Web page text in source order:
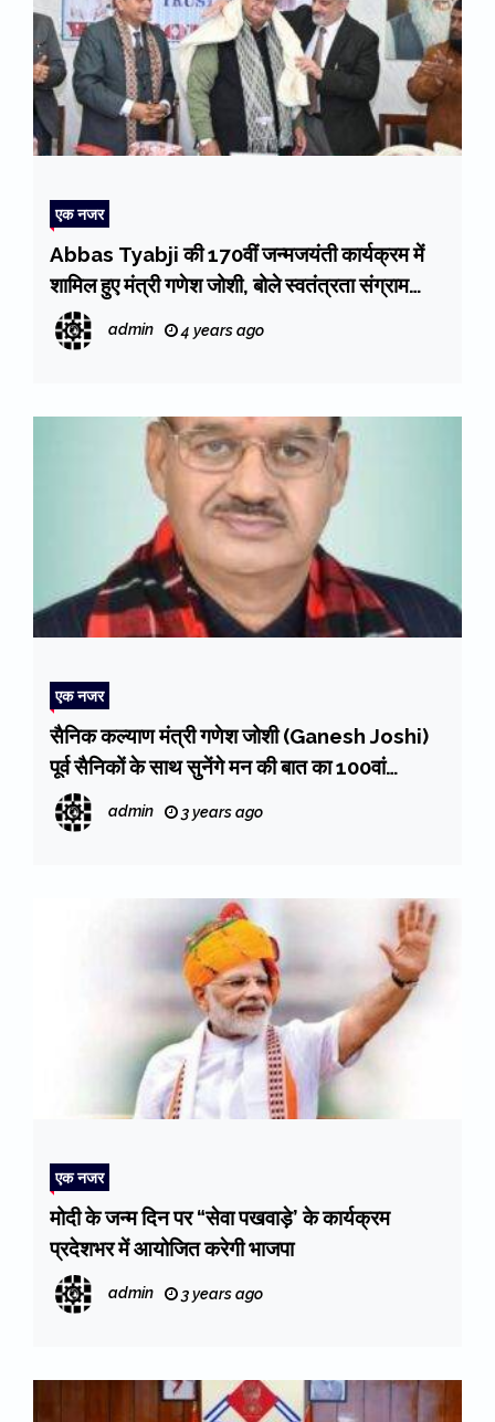
एक नजर
Abbas Tyabji की 170वीं जन्मजयंती कार्यक्रम में
शामिल हुए मंत्री गणेश जोशी, बोले स्वतंत्रता संग्राम
आंदोलन में कंधे से कंधा मिलाकर काम किया
admin 4 years ago
एक नजर
सैनिक कल्याण मंत्री गणेश जोशी (Ganesh Joshi)
पूर्व सैनिकों के साथ सुनेंगे मन की बात का 100वां
संस्करण
admin 3 years ago
एक नजर
मोदी के जन्म दिन पर “सेवा पखवाड़े’ के कार्यक्रम
प्रदेशभर में आयोजित करेगी भाजपा
admin 3 years ago